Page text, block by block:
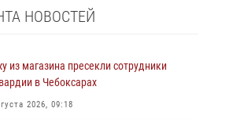
НОВОСТЕЙ
из магазина пресекли сотрудники
в Чебоксарах
2026, 09:18